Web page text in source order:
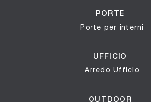
PORTE
Porte per interni
UFFICIO
Arredo Ufficio
OUTDOOR